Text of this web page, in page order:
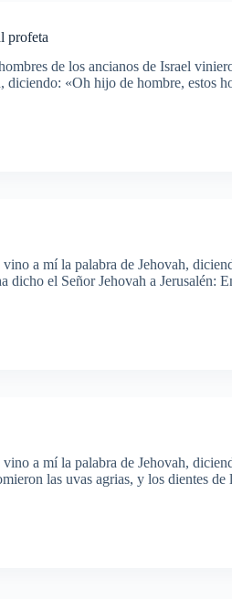
profeta
de los ancianos de Israel
diciendo: «Oh hijo de hombre, estos
a mí la palabra de Jehovah,
dicho el Señor Jehovah a Jerusalén:
a mí la palabra de Jehovah,
las uvas agrias, y los dientes